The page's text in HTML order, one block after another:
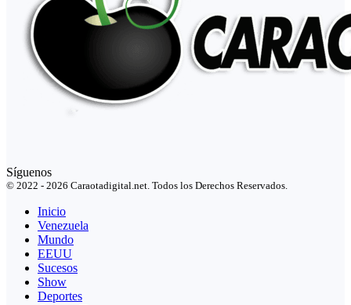
Síguenos
© 2022 - 2026 Caraotadigital.net. Todos los Derechos Reservados.
Inicio
Venezuela
Mundo
EEUU
Sucesos
Show
Deportes